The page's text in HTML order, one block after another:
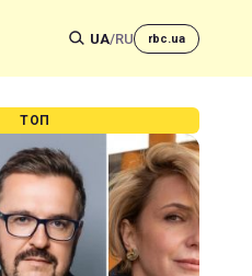
UA/RU rbc.ua
ТОП